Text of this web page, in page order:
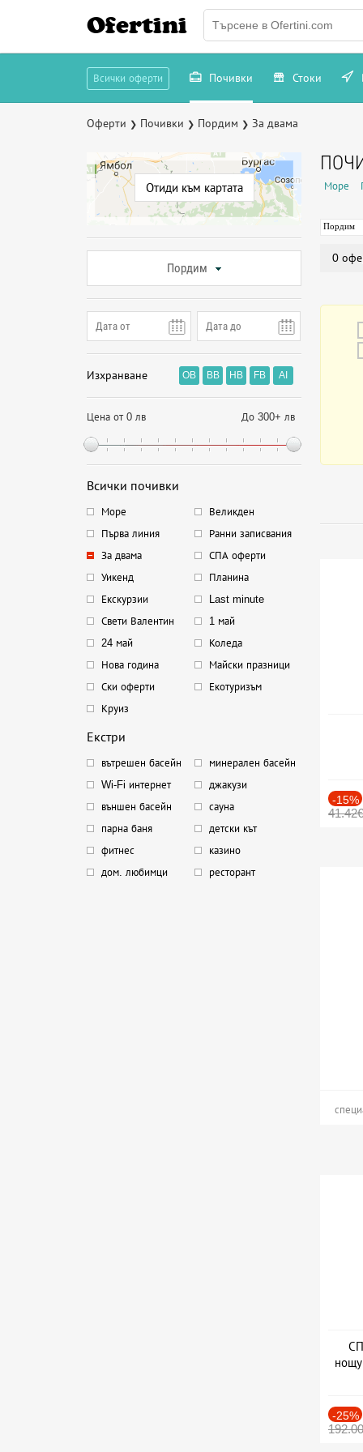
Ofertini
Всички оферти Почивки Стоки
Оферти ❯ Почивки ❯ Пордим ❯ За двама
Отиди към картата
Пордим
Изхранване OB BB HB FB AI
Цена от 0 лв До 300+ лв
Всички почивки
Море
Великден
Първа линия
Ранни записвания
За двама
СПА оферти
Уикенд
Планина
Екскурзии
Last minute
Свети Валентин
1 май
24 май
Коледа
Нова година
Майски празници
Ски оферти
Екотуризъм
Круиз
Екстри
вътрешен басейн
минерален басейн
Wi-Fi интернет
джакузи
външен басейн
сауна
парна баня
детски кът
фитнес
казино
дом. любимци
ресторант
Море
Пордим
0
-15%
41.42€
-25%